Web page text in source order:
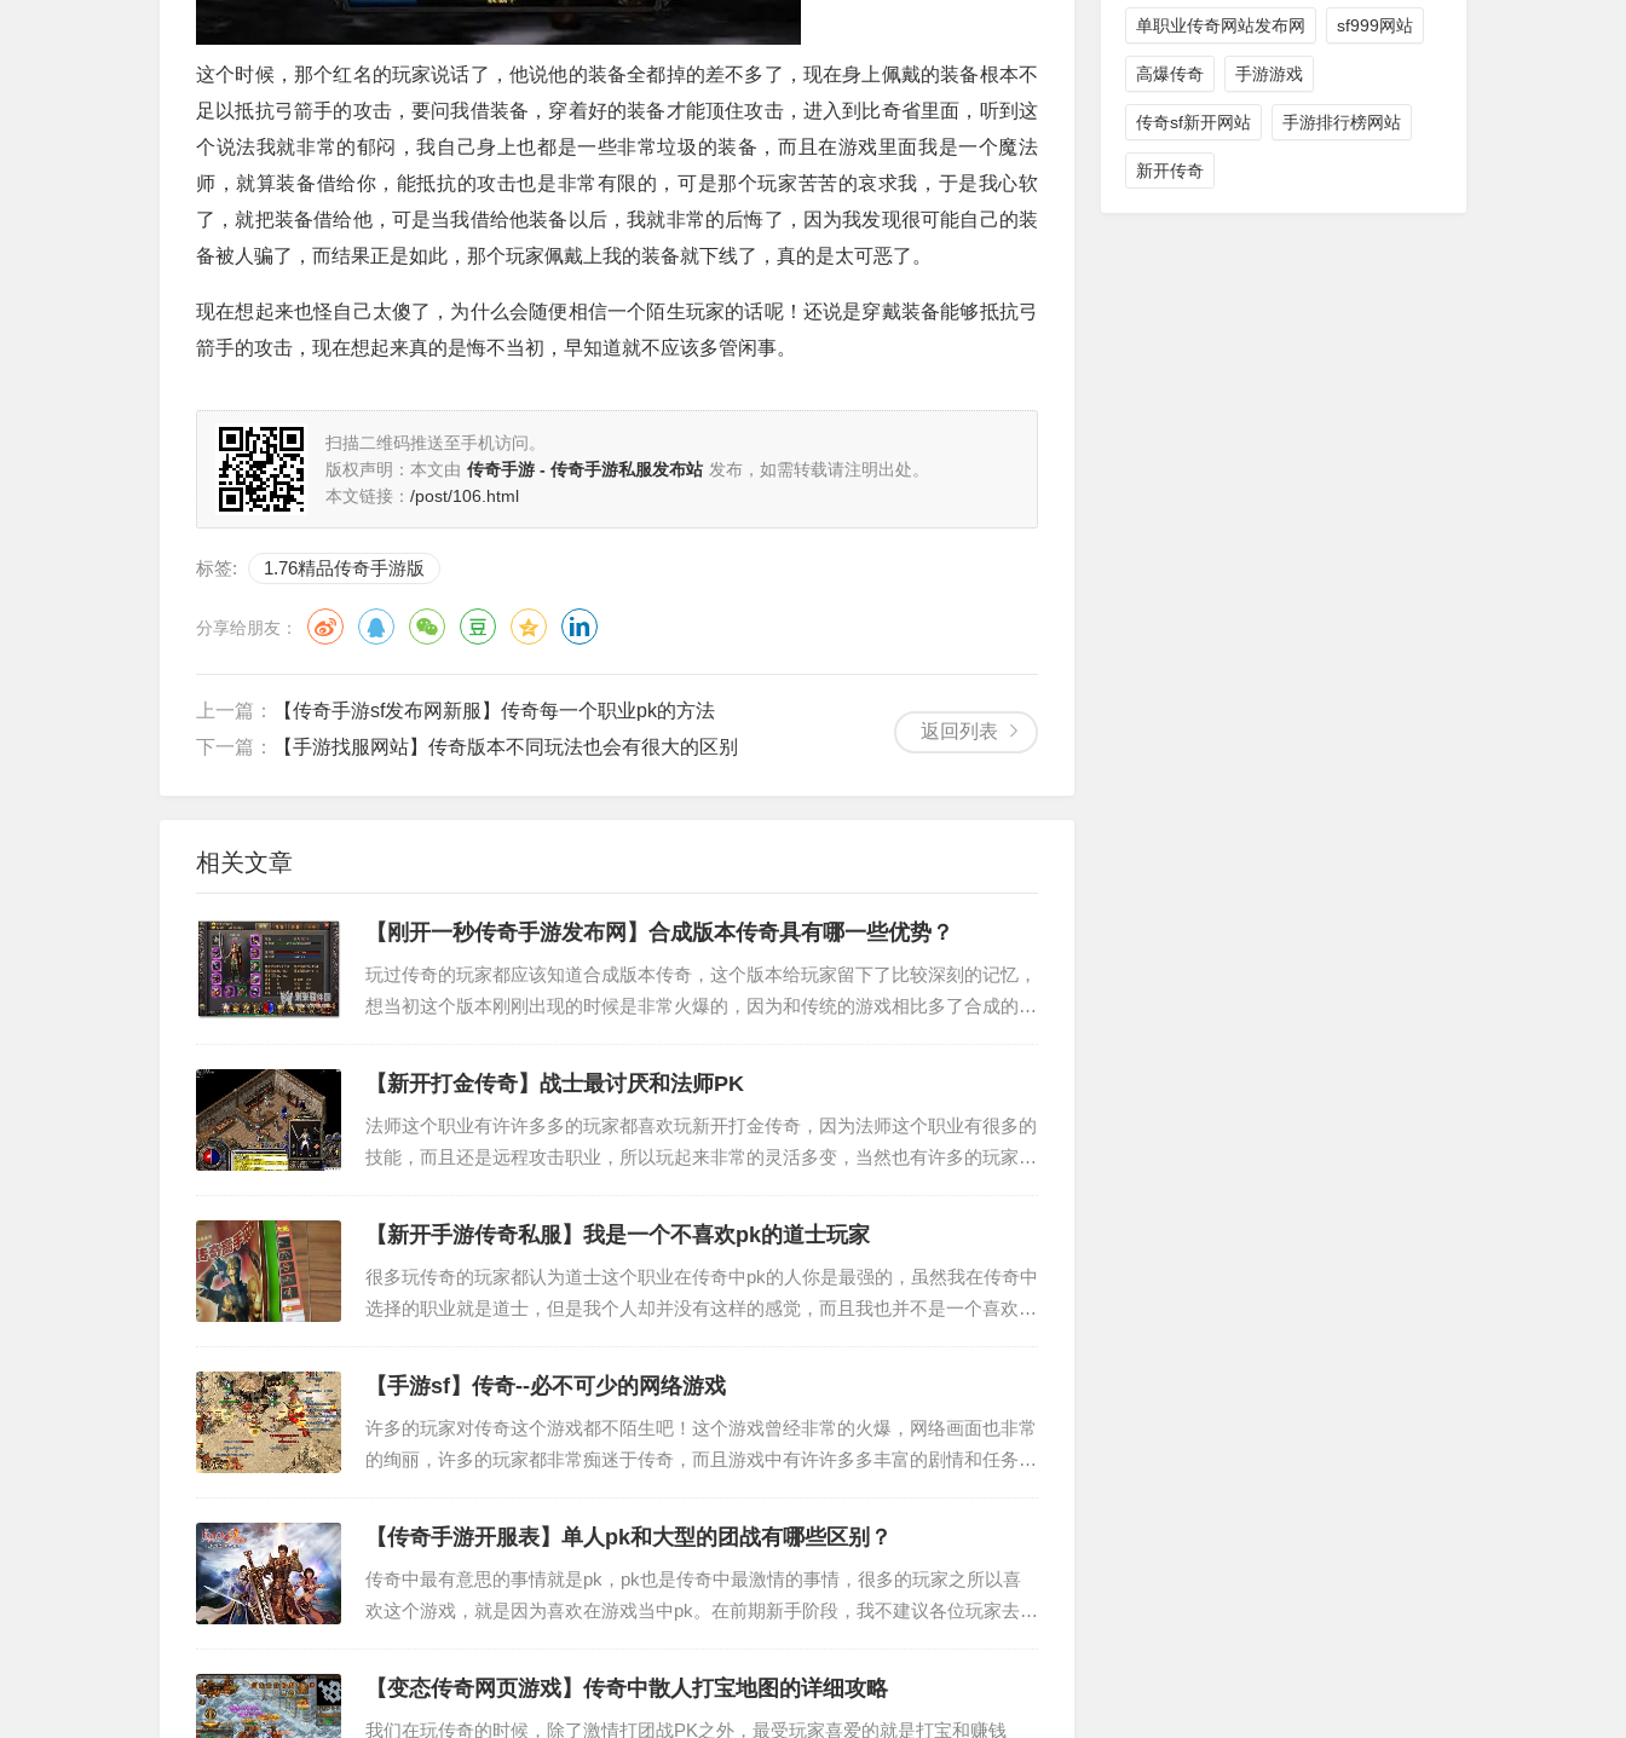
这个时候，那个红名的玩家说话了，他说他的装备全都掉的差不多了，现在身上佩戴的装备根本不
足以抵抗弓箭手的攻击，要问我借装备，穿着好的装备才能顶住攻击，进入到比奇省里面，听到这
个说法我就非常的郁闷，我自己身上也都是一些非常垃圾的装备，而且在游戏里面我是一个魔法
师，就算装备借给你，能抵抗的攻击也是非常有限的，可是那个玩家苦苦的哀求我，于是我心软
了，就把装备借给他，可是当我借给他装备以后，我就非常的后悔了，因为我发现很可能自己的装
备被人骗了，而结果正是如此，那个玩家佩戴上我的装备就下线了，真的是太可恶了。
现在想起来也怪自己太傻了，为什么会随便相信一个陌生玩家的话呢！还说是穿戴装备能够抵抗弓
箭手的攻击，现在想起来真的是悔不当初，早知道就不应该多管闲事。
扫描二维码推送至手机访问。
版权声明：本文由 传奇手游 - 传奇手游私服发布站 发布，如需转载请注明出处。
本文链接： /post/106.html
标签: 1.76精品传奇手游版
分享给朋友：
返回列表
上一篇：
【传奇手游sf发布网新服】传奇每一个职业pk的方法
下一篇：
【手游找服网站】传奇版本不同玩法也会有很大的区别
相关文章
【刚开一秒传奇手游发布网】合成版本传奇具有哪一些优势？
玩过传奇的玩家都应该知道合成版本传奇，这个版本给玩家留下了比较深刻的记忆，
想当初这个版本刚刚出现的时候是非常火爆的，因为和传统的游戏相比多了合成的功
备，所以说这种版本对...
【新开打金传奇】战士最讨厌和法师PK
法师这个职业有许许多多的玩家都喜欢玩新开打金传奇，因为法师这个职业有很多的
技能，而且还是远程攻击职业，所以玩起来非常的灵活多变，当然也有许多的玩家非
k的时候，战...
【新开手游传奇私服】我是一个不喜欢pk的道士玩家
很多玩传奇的玩家都认为道士这个职业在传奇中pk的人你是最强的，虽然我在传奇中
选择的职业就是道士，但是我个人却并没有这样的感觉，而且我也并不是一个喜欢pk
职业究竟强大...
【手游sf】传奇--必不可少的网络游戏
许多的玩家对传奇这个游戏都不陌生吧！这个游戏曾经非常的火爆，网络画面也非常
的绚丽，许多的玩家都非常痴迷于传奇，而且游戏中有许许多多丰富的剧情和任务，
人玩传奇，都有一段...
【传奇手游开服表】单人pk和大型的团战有哪些区别？
传奇中最有意思的事情就是pk，pk也是传奇中最激情的事情，很多的玩家之所以喜
欢这个游戏，就是因为喜欢在游戏当中pk。在前期新手阶段，我不建议各位玩家去p
容易被其他的...
【变态传奇网页游戏】传奇中散人打宝地图的详细攻略
我们在玩传奇的时候，除了激情打团战PK之外，最受玩家喜爱的就是打宝和赚钱
单职业传奇网站发布网 sf999网站
高爆传奇 手游游戏
传奇sf新开网站 手游排行榜网站
新开传奇